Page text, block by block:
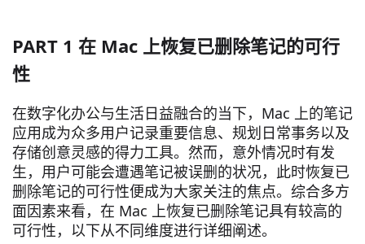
PART 1 在 Mac 上恢复已删除笔记的可行
性
在数字化办公与生活日益融合的当下，Mac 上的笔记
应用成为众多用户记录重要信息、规划日常事务以及
存储创意灵感的得力工具。然而，意外情况时有发
生，用户可能会遭遇笔记被误删的状况，此时恢复已
删除笔记的可行性便成为大家关注的焦点。综合多方
面因素来看，在 Mac 上恢复已删除笔记具有较高的
可行性，以下从不同维度进行详细阐述。